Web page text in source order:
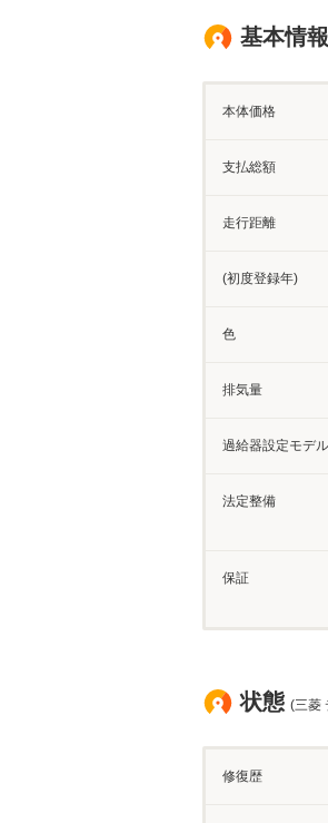
基本情報
本体価格
支払総額
走行距離
(初度登録年)
色
排気量
過給器設定モデル
法定整備
保証
状態 (三菱
修復歴